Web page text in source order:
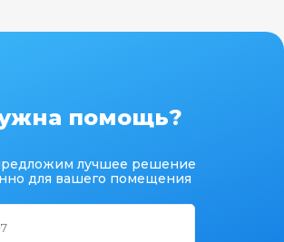
помощь?
лучшее решение
для вашего помещения